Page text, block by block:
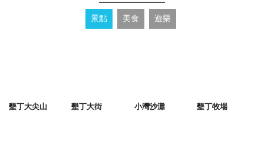
景點 美食 遊樂
墾丁大尖山 墾丁大街 小灣沙灘 墾丁牧場